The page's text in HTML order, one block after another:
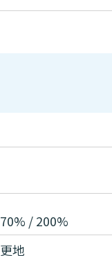
70% / 200%
更地